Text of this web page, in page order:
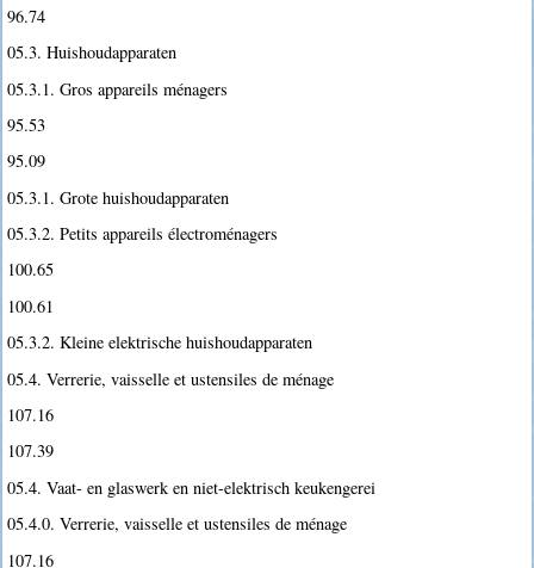
96.74
05.3. Huishoudapparaten
05.3.1. Gros appareils ménagers
95.53
95.09
05.3.1. Grote huishoudapparaten
05.3.2. Petits appareils électroménagers
100.65
100.61
05.3.2. Kleine elektrische huishoudapparaten
05.4. Verrerie, vaisselle et ustensiles de ménage
107.16
107.39
05.4. Vaat- en glaswerk en niet-elektrisch keukengerei
05.4.0. Verrerie, vaisselle et ustensiles de ménage
107.16